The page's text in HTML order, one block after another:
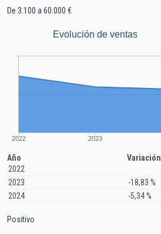
De 3.100 a 60.000 €
Evolución de ventas
2022 2023
Año
Variación
2022
2023
-18,83 %
2024
-5,34 %
Positivo